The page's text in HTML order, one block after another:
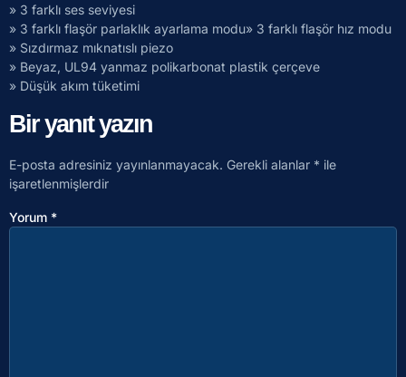
» 3 farklı ses seviyesi
» 3 farklı flaşör parlaklık ayarlama modu» 3 farklı flaşör hız modu
» Sızdırmaz mıknatıslı piezo
» Beyaz, UL94 yanmaz polikarbonat plastik çerçeve
» Düşük akım tüketimi
Bir yanıt yazın
E-posta adresiniz yayınlanmayacak. Gerekli alanlar * ile
işaretlenmişlerdir
Yorum *